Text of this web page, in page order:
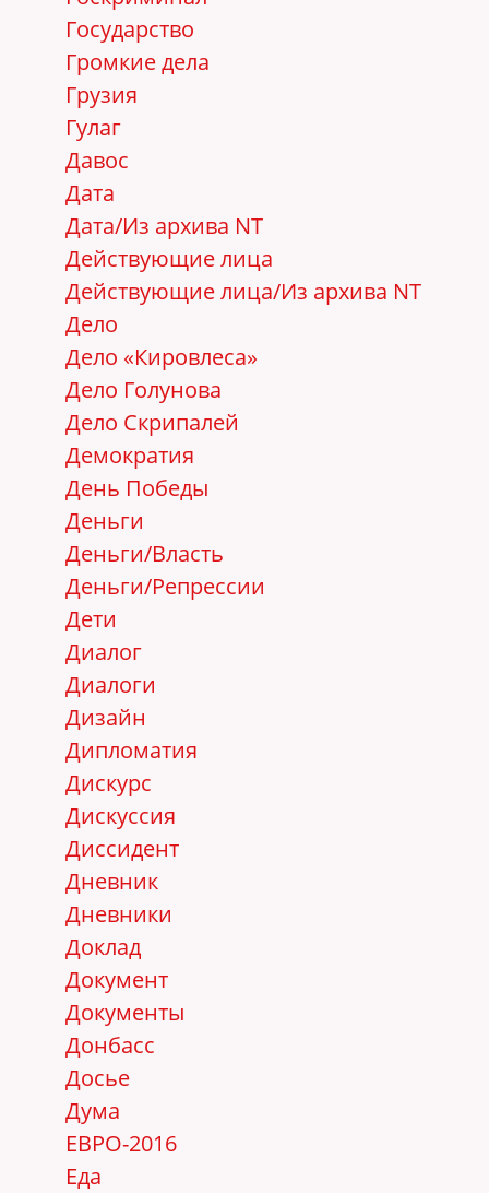
Государство
Громкие дела
Грузия
Гулаг
Давос
Дата
Дата/Из архива NT
Действующие лица
Действующие лица/Из архива NT
Дело
Дело «Кировлеса»
Дело Голунова
Дело Скрипалей
Демократия
День Победы
Деньги
Деньги/Власть
Деньги/Репрессии
Дети
Диалог
Диалоги
Дизайн
Дипломатия
Дискурс
Дискуссия
Диссидент
Дневник
Дневники
Доклад
Документ
Документы
Донбасс
Досье
Дума
ЕВРО-2016
Еда